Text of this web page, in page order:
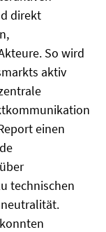
direkt
So wird
aktiv
einen
technischen